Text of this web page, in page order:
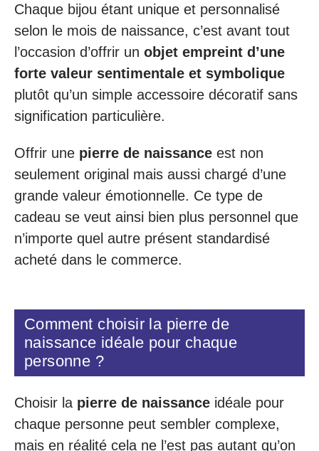
Chaque bijou étant unique et personnalisé
selon le mois de naissance, c’est avant tout
l’occasion d’offrir un objet empreint d’une
forte valeur sentimentale et symbolique
plutôt qu’un simple accessoire décoratif sans
signification particulière.
Offrir une pierre de naissance est non
seulement original mais aussi chargé d’une
grande valeur émotionnelle. Ce type de
cadeau se veut ainsi bien plus personnel que
n’importe quel autre présent standardisé
acheté dans le commerce.
Comment choisir la pierre de
naissance idéale pour chaque
personne ?
Choisir la pierre de naissance idéale pour
chaque personne peut sembler complexe,
mais en réalité cela ne l’est pas autant qu’on